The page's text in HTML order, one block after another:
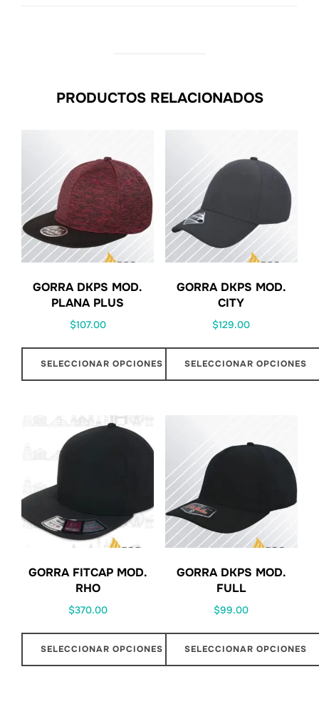
PRODUCTOS RELACIONADOS
GORRA DKPS MOD.
PLANA PLUS
$107.00
SELECCIONAR OPCIONES
GORRA DKPS MOD.
CITY
$129.00
SELECCIONAR OPCIONES
GORRA FITCAP MOD.
RHO
$370.00
SELECCIONAR OPCIONES
GORRA DKPS MOD.
FULL
$99.00
SELECCIONAR OPCIONES